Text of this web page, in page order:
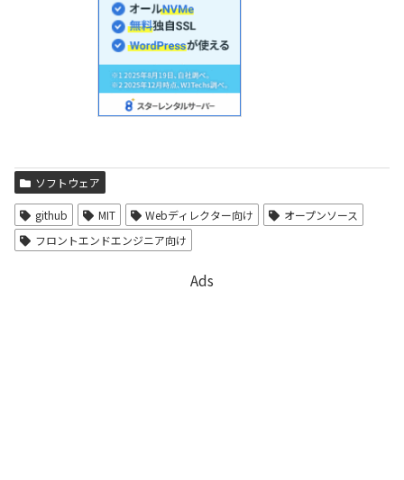
ソフトウェア
github MIT Webディレクター向け
オープンソース
フロントエンドエンジニア向け
Ads